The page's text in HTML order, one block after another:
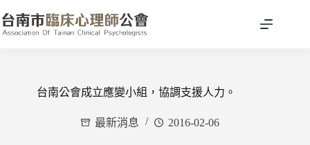
至
台南公會成立應變小組，協調支援人力。
最新消息 2016-02-06